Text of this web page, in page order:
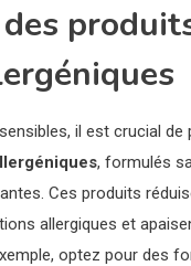
il est crucial de
, formulés
Ces produits
allergiques et
optez pour des